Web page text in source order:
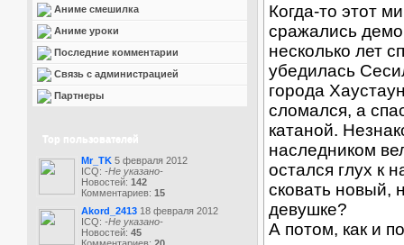
Аниме смешилка
Аниме уроки
Последние комментарии
Связь с администрацией
Партнеры
Top пользователей
Mr_TK 5 февраля 2012
ICQ: -Не указано-
Новостей: 142
Комментариев: 15
Akord_2413 18 февраля 2012
ICQ: -Не указано-
Новостей: 45
Когда-то этот
сражались
несколько лет
убедилась
города
сломался, а
катаной.
наследником
остался глух к
сковать новый,
девушке?
А потом, как и